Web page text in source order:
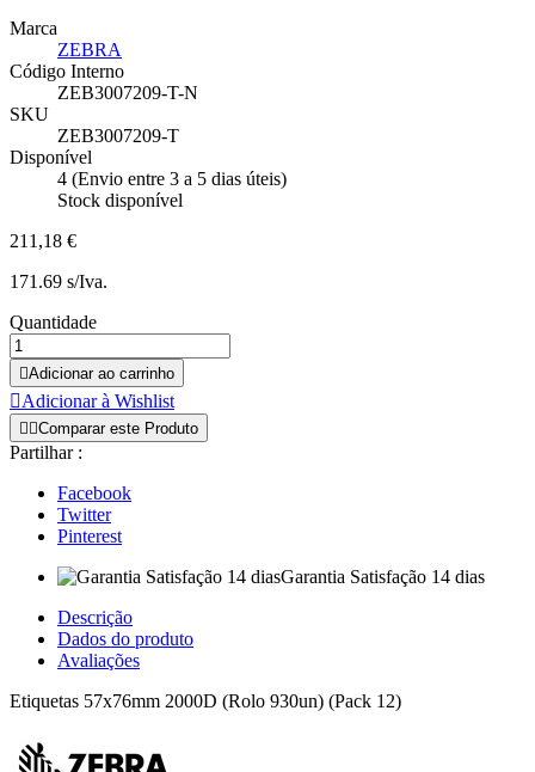
Marca
ZEBRA
Código Interno
ZEB3007209-T-N
SKU
ZEB3007209-T
Disponível
4 (Envio entre 3 a 5 dias úteis)
Stock disponível
211,18 €
171.69 s/Iva.
Quantidade
Adicionar ao carrinho
Adicionar à Wishlist
 Comparar este Produto
Partilhar :
Facebook
Twitter
Pinterest
Garantia Satisfação 14 dias
Descrição
Dados do produto
Avaliações
Etiquetas 57x76mm 2000D (Rolo 930un) (Pack 12)